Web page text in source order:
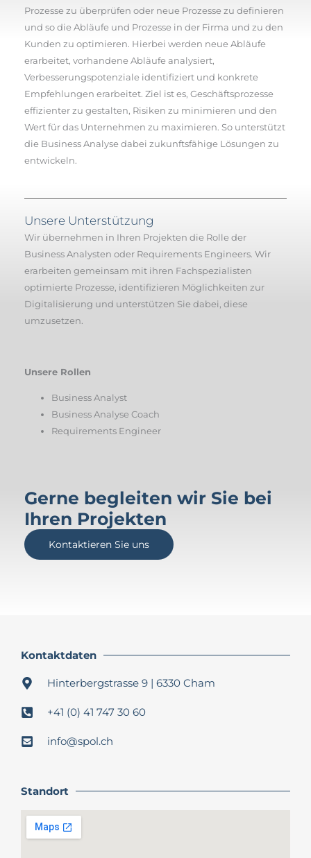
Prozesse zu überprüfen oder neue Prozesse zu definieren
und sodie Abläufe und Prozesse in der Firma und zu den
Kunden zu optimieren. Hierbei werden neue Abläufe
erarbeitet, vorhandene Abläufe analysiert,
Verbesserungspotenziale identifiziert und konkrete
Empfehlungen erarbeitet. Ziel ist es, Geschäftsprozesse
effizienter zu gestalten, Risiken zu minimieren und den
Wert für das Unternehmen zu maximieren. So unterstützt
die Business Analyse dabei zukunftsfähige L ösungen zu
entwickeln.
Unsere Unterstützung
Wir übernehmen in Ihren Projekten die Rolle der
Business Analysten oder Requirements Engineers. Wir
erarbeiten gemeinsam mit ihren Fachspezialisten
optimierte Prozesse, identifizieren Möglichkeiten zur
Digitalisierung und unterstützen Sie dabei, diese
umzusetzen.
Unsere Rollen
Business Analyst
Business Analyse Coach
Requirements Engineer
Gerne begleiten wir Sie bei
Ihren Projekten
Kontaktieren Sie uns
Kontaktdaten
Hinterbergstrasse 9 | 6330 Cham
+41 (0) 41 747 30 60
info@spol.ch​
Standort